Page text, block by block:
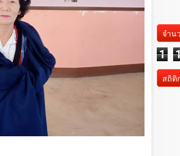
จำน
1
สถิติ